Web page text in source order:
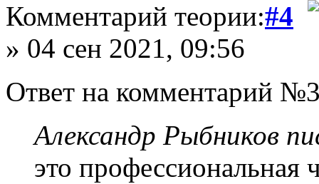
Комментарий теории:#4
» 04 сен 2021, 09:56
Ответ на комментарий
Александр Рыбников
это профессиональная